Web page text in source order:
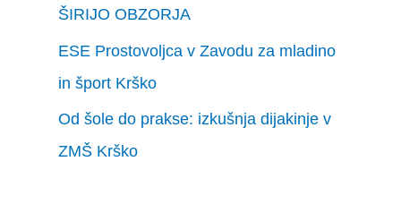
ŠIRIJO OBZORJA
ESE Prostovoljca v Zavodu za mladino
in šport Krško
Od šole do prakse: izkušnja dijakinje v
ZMŠ Krško